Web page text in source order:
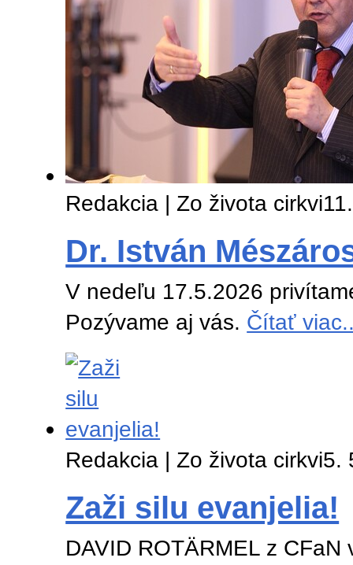
Redakcia | Zo života cirkvi
Dr. István
V nedeľu 17.5.2026
Pozývame aj vás. Čítať
Redakcia | Zo života cirkvi5.
Zaži silu evanjelia!
DAVID ROTÄRMEL z